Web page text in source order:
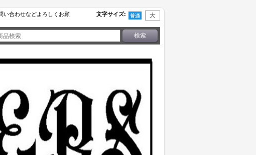
い合わせなどよろしくお願
文字サイズ: